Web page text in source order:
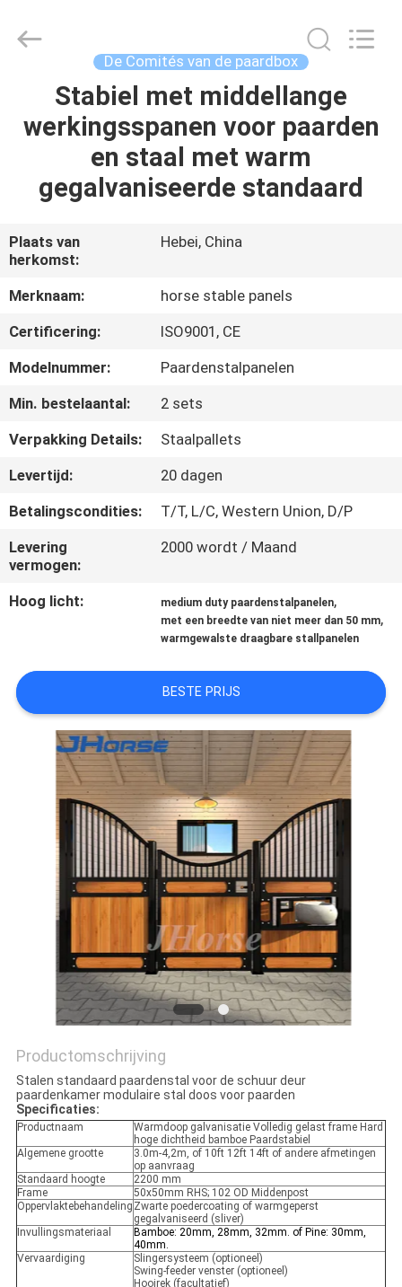
HUIS
PRODUCTEN
ONGEVEER
ONS
FABRIEKSREIS
KWALITEITSCONTROLE
CONTACTEER
ONS
VERZOEK
EEN
CITAAT
PRIVACYBELEID
metal
products
De Comités van de paardbox
Stabiel met middellange
werkingsspanen voor paarden
en staal met warm
gegalvaniseerde standaard
Plaats van
herkomst:
Hebei, China
Merknaam:
horse stable panels
Certificering:
ISO9001, CE
Modelnummer:
Paardenstalpanelen
Min. bestelaantal:
2 sets
Verpakking Details:
Staalpallets
Levertijd:
20 dagen
Betalingscondities:
T/T, L/C, Western Union, D/P
Levering
vermogen:
2000 wordt / Maand
Hoog licht: medium duty paardenstalpanelen,
met een breedte van niet meer dan 50 mm,
warmgewalste draagbare stallpanelen
BESTE PRIJS
Productomschrijving
Stalen standaard paardenstal voor de schuur deur
paardenkamer modulaire stal doos voor paarden
Specificaties:
Productnaam
Warmdoop galvanisatie Volledig gelast frame Hard
hoge dichtheid bamboe Paardstabiel
Algemene grootte
3.0m-4,2m, of 10ft 12ft 14ft of andere afmetingen
op aanvraag
Standaard hoogte
2200 mm
Frame
50x50mm RHS; 102 OD Middenpost
Oppervlaktebehandeling Zwarte poedercoating of warmgeperst
gegalvaniseerd (sliver)
Invullingsmateriaal
Bamboe: 20mm, 28mm, 32mm. of Pine: 30mm,
40mm.
Vervaardiging
Slingersysteem (optioneel)
Swing-feeder venster (optioneel)
Hooirek (facultatief)